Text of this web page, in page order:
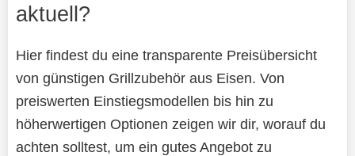
aktuell?
Hier findest du eine transparente Preisübersicht
von günstigen Grillzubehör aus Eisen. Von
preiswerten Einstiegsmodellen bis hin zu
höherwertigen Optionen zeigen wir dir, worauf du
achten solltest, um ein gutes Angebot zu